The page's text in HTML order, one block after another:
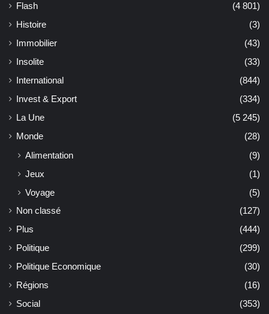
Flash
(4 801)
Histoire
(3)
Immobilier
(43)
Insolite
(33)
International
(844)
Invest & Export
(334)
La Une
(5 245)
Monde
(28)
Alimentation
(9)
Jeux
(1)
Voyage
(5)
Non classé
(127)
Plus
(444)
Politique
(299)
Politique Economique
(30)
Régions
(16)
Social
(353)